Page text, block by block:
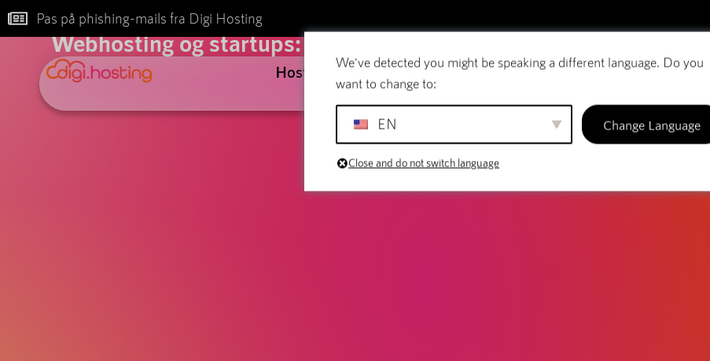
Pas på phishing-mails fra Digi Hosting
Hosting E-mail Domænenavne SiteBuilder
Webhosting og startups: Opbyg en stærk online-tilstedeværelse
We've detected you might be speaking a different language. Do you
want to change to:
EN Change Language
Close and do not switch language